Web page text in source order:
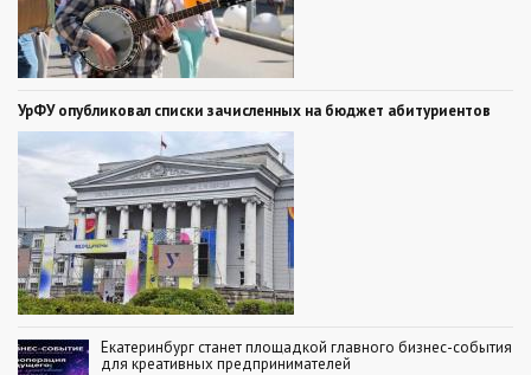
УрФУ опубликовал списки зачисленных на бюджет абитуриентов
Екатеринбург станет площадкой главного бизнес-события
для креативных предпринимателей